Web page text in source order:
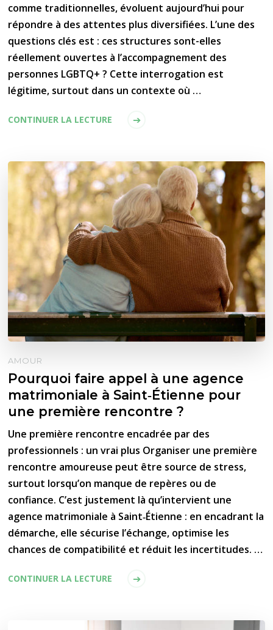
comme traditionnelles, évoluent aujourd’hui pour
répondre à des attentes plus diversifiées. L’une des
questions clés est : ces structures sont-elles
réellement ouvertes à l’accompagnement des
personnes LGBTQ+ ? Cette interrogation est
légitime, surtout dans un contexte où …
CONTINUER LA LECTURE
AMOUR
Pourquoi faire appel à une agence
matrimoniale à Saint‑Étienne pour
une première rencontre ?
Une première rencontre encadrée par des
professionnels : un vrai plus Organiser une première
rencontre amoureuse peut être source de stress,
surtout lorsqu’on manque de repères ou de
confiance. C’est justement là qu’intervient une
agence matrimoniale à Saint‑Étienne : en encadrant la
démarche, elle sécurise l’échange, optimise les
chances de compatibilité et réduit les incertitudes. …
CONTINUER LA LECTURE